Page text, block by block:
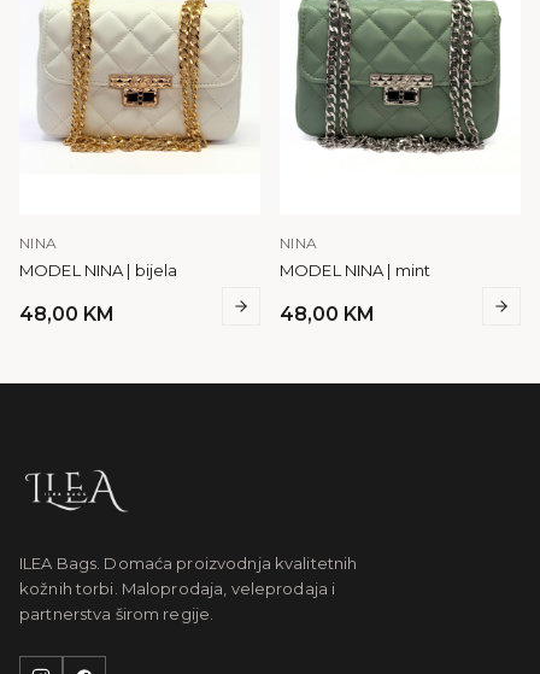
NINA
MODEL NINA | bijela
48,00 KM
NINA
MODEL NINA | mint
48,00 KM
ILEA Bags. Domaća proizvodnja kvalitetnih
kožnih torbi. Maloprodaja, veleprodaja i
partnerstva širom regije.